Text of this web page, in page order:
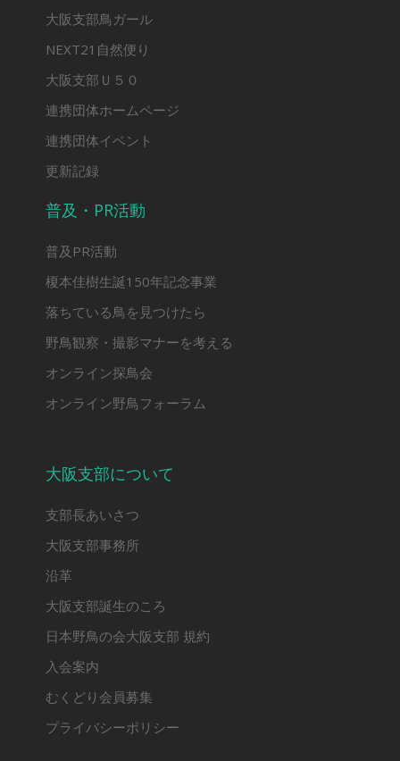
大阪支部鳥ガール
NEXT21自然便り
大阪支部Ｕ５０
連携団体ホームページ
連携団体イベント
更新記録
普及・PR活動
普及PR活動
榎本佳樹生誕150年記念事業
落ちている鳥を見つけたら
野鳥観察・撮影マナーを考える
オンライン探鳥会
オンライン野鳥フォーラム
大阪支部について
支部長あいさつ
大阪支部事務所
沿革
大阪支部誕生のころ
日本野鳥の会大阪支部 規約
入会案内
むくどり会員募集
プライバシーポリシー